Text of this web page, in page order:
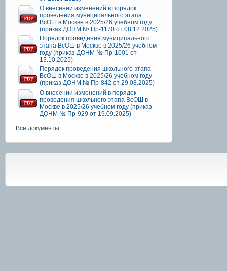
О внесении изменений в порядок
проведения муниципального этапа
ВсОШ в Москве в 2025/26 учебном году
(приказ ДОНМ № Пр-1170 от 08.12.2025)
Порядок проведения муниципального
этапа ВсОШ в Москве в 2025/26 учебном
году (приказ ДОНМ № Пр-1001 от
13.10.2025)
Порядок проведения школьного этапа
ВсОШ в Москве в 2025/26 учебном году
(приказ ДОНМ № Пр-842 от 29.08.2025)
О внесении изменений в порядок
проведения школьного этапа ВсОШ в
Москве в 2025/26 учебном году (приказ
ДОНМ № Пр-929 от 19.09.2025)
Все документы